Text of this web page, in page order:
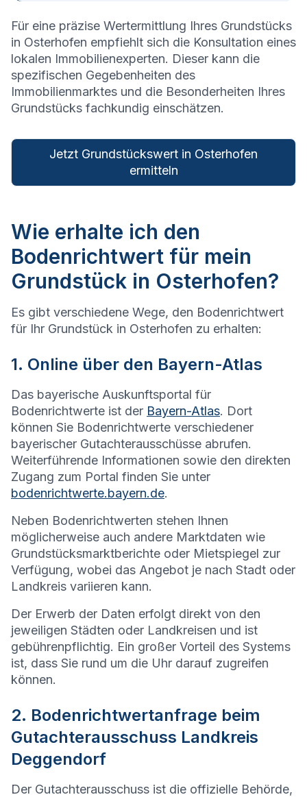
Für eine präzise Wertermittlung Ihres Grundstücks
in Osterhofen empfiehlt sich die Konsultation eines
lokalen Immobilienexperten. Dieser kann die
spezifischen Gegebenheiten des
Immobilienmarktes und die Besonderheiten Ihres
Grundstücks fachkundig einschätzen.
Jetzt Grundstückswert in Osterhofen
ermitteln
Wie erhalte ich den
Bodenrichtwert für mein
Grundstück in Osterhofen?
Es gibt verschiedene Wege, den Bodenrichtwert
für Ihr Grundstück in Osterhofen zu erhalten:
1. Online über den Bayern-Atlas
Das bayerische Auskunftsportal für
Bodenrichtwerte ist der Bayern-Atlas. Dort
können Sie Bodenrichtwerte verschiedener
bayerischer Gutachterausschüsse abrufen.
Weiterführende Informationen sowie den direkten
Zugang zum Portal finden Sie unter
bodenrichtwerte.bayern.de.
Neben Bodenrichtwerten stehen Ihnen
möglicherweise auch andere Marktdaten wie
Grundstücksmarktberichte oder Mietspiegel zur
Verfügung, wobei das Angebot je nach Stadt oder
Landkreis variieren kann.
Der Erwerb der Daten erfolgt direkt von den
jeweiligen Städten oder Landkreisen und ist
gebührenpflichtig. Ein großer Vorteil des Systems
ist, dass Sie rund um die Uhr darauf zugreifen
können.
2. Bodenrichtwertanfrage beim
Gutachterausschuss Landkreis
Deggendorf
Der Gutachterausschuss ist die offizielle Behörde,